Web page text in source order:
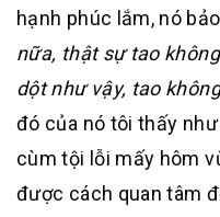
hạnh phúc lắm, nó
nữa, thật sự tao
dột như vậy, tao
đó của nó tôi thấy
cùm tội lỗi mấy hôm
được cách quan tâm